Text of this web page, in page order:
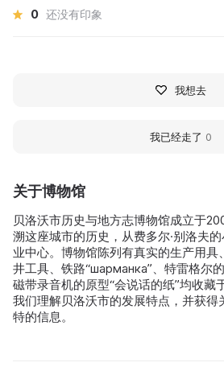
关于博物馆
贝洛沃市历史与地方志博物馆成立于
溯这座城市的历史，从费多尔·别洛夫
业中心。博物馆陈列有真实的生产用具
井工具、铁路“шарманка”、特雷格尔
磁带录音机的原型“会说话的纸”均收藏
我们理解贝洛沃市的发展特点，并获得
特的信息。
0 还没有印象
我想去
我已经走了 0